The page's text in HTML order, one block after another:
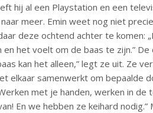
hij al een Playstation en een
meer. Emin weet nog niet
deze ochtend achter te komen:
het voelt om de baas te zijn.”
kan het alleen,” legt ze uit. Ze
elkaar samenwerkt om bepaalde
met je handen, werken in de
En we hebben ze keihard